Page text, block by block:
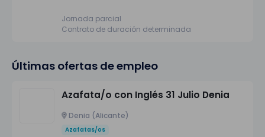
Jornada parcial
Contrato de duración determinada
Últimas ofertas de empleo
Azafata/o con Inglés 31 Julio Denia
Denia (Alicante)
Azafatas/os